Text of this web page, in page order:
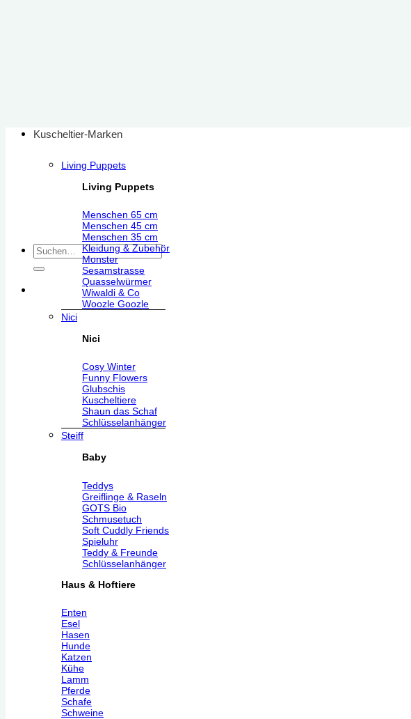
Suchen
Kuscheltier-Marken
Living Puppets
Living Puppets
Menschen 65 cm
Menschen 45 cm
Menschen 35 cm
Kleidung & Zubehör
Monster
Sesamstrasse
Quasselwürmer
Wiwaldi & Co
Woozle Goozle
Nici
Nici
Cosy Winter
Funny Flowers
Glubschis
Kuscheltiere
Shaun das Schaf
Schlüsselanhänger
Steiff
Baby
Teddys
Greiflinge & Raseln
GOTS Bio
Schmusetuch
Soft Cuddly Friends
Spieluhr
Teddy & Freunde
Schlüsselanhänger
Haus & Hoftiere
Enten
Esel
Hasen
Hunde
Katzen
Kühe
Lamm
Pferde
Schafe
Schweine